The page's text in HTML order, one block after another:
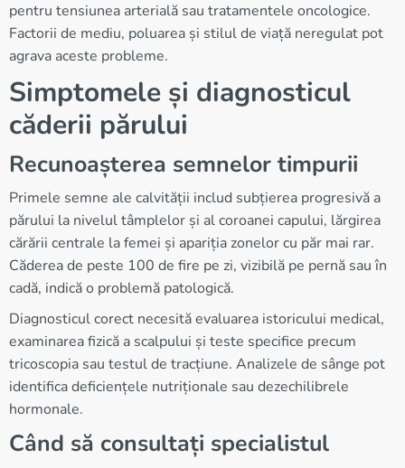
pentru tensiunea arterială sau tratamentele oncologice.
Factorii de mediu, poluarea și stilul de viață neregulat pot
agrava aceste probleme.
Simptomele și diagnosticul
căderii părului
Recunoașterea semnelor timpurii
Primele semne ale calvității includ subțierea progresivă a
părului la nivelul tâmplelor și al coroanei capului, lărgirea
cărării centrale la femei și apariția zonelor cu păr mai rar.
Căderea de peste 100 de fire pe zi, vizibilă pe pernă sau în
cadă, indică o problemă patologică.
Diagnosticul corect necesită evaluarea istoricului medical,
examinarea fizică a scalpului și teste specifice precum
tricoscopia sau testul de tracțiune. Analizele de sânge pot
identifica deficiențele nutriționale sau dezechilibrele
hormonale.
Când să consultați specialistul